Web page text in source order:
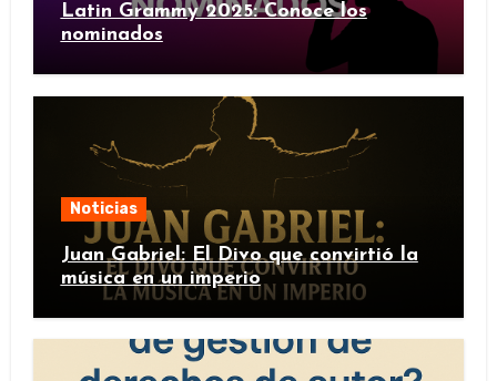
Latin Grammy 2025: Conoce los
nominados
Noticias
Juan Gabriel: El Divo que convirtió la
música en un imperio